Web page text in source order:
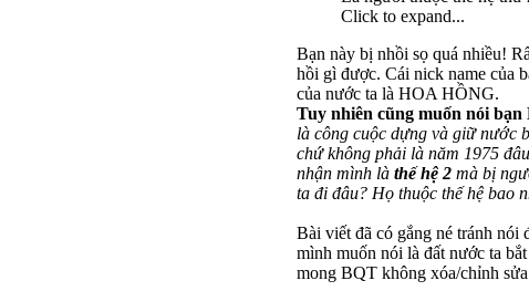
Click to expand...
Bạn này bị nhồi sọ quá nhiều!
hồi gì được. Cái nick name của
của nước ta là HOA HỒNG.
Tuy nhiên cũng muốn nói
là công cuộc dựng và giữ nước
chứ không phải là năm 1975
nhận mình là thế hệ 2 mà bị
ta đi đâu? Họ thuộc thế hệ bao
Bài viết đã có gắng né tránh nói
mình muốn nói là đất nước ta
mong BQT không xóa/chỉnh